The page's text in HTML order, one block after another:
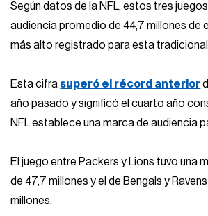
Según datos de la NFL, estos tres
audiencia promedio de 44,7 millones de
más alto registrado para esta
Esta cifra superó el récord anterior
año pasado y significó el cuarto año
NFL establece una marca de audiencia
El juego entre Packers y Lions tuvo una
de 47,7 millones y el de Bengals y
millones.